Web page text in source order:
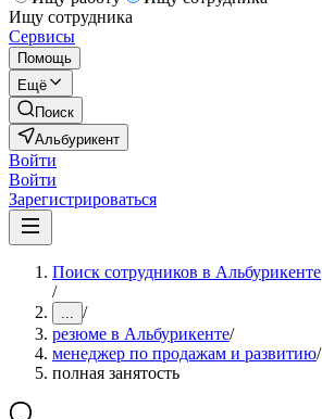
Ищу сотрудника
Сервисы
Помощь
Ещё
Поиск
Альбурикент
Войти
Войти
Зарегистрироваться
Поиск сотрудников в Альбурикенте
/
... /
резюме в Альбурикенте/
менеджер по продажам и развитию/
полная занятость